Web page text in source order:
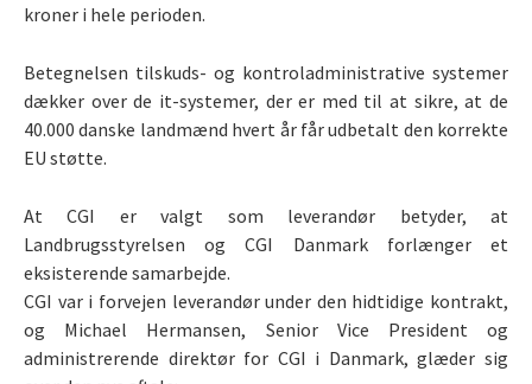
kroner i hele perioden.
Betegnelsen tilskuds- og kontroladministrative systemer
dækker over de it-systemer, der er med til at sikre, at de
40.000 danske landmænd hvert år får udbetalt den korrekte
EU støtte.
At CGI er valgt som leverandør betyder, at
Landbrugsstyrelsen og CGI Danmark forlænger et
eksisterende samarbejde.
CGI var i forvejen leverandør under den hidtidige kontrakt,
og Michael Hermansen, Senior Vice President og
administrerende direktør for CGI i Danmark, glæder sig